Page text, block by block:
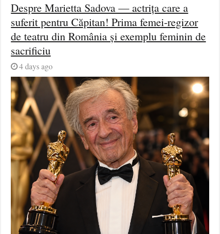
Despre Marietta Sadova — actrița care a
suferit pentru Căpitan! Prima femei-regizor
de teatru din România și exemplu feminin de
sacrificiu
4 days ago